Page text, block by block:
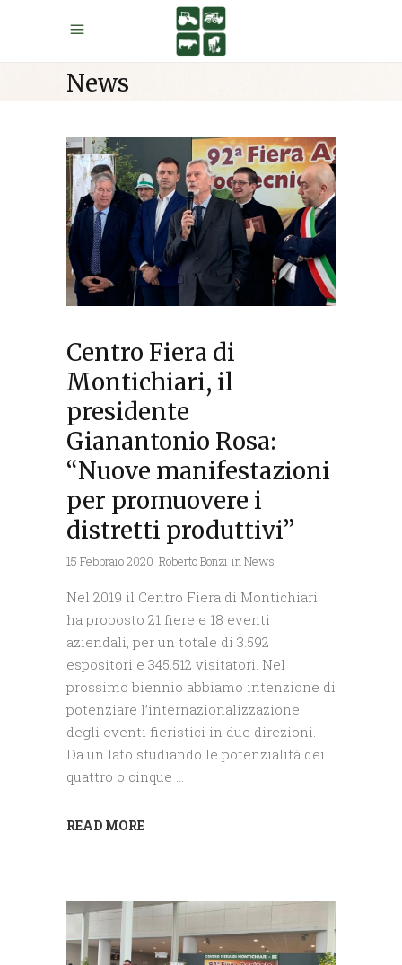
News
Centro Fiera di
Montichiari, il
presidente
Gianantonio Rosa:
“Nuove manifestazioni
per promuovere i
distretti produttivi”
15 Febbraio 2020 Roberto Bonzi inNews
Nel 2019 il Centro Fiera di Montichiari
ha proposto 21 fiere e 18 eventi
aziendali, per un totale di 3.592
espositori e 345.512 visitatori. Nel
prossimo biennio abbiamo intenzione di
potenziare l’internazionalizzazione
degli eventi fieristici in due direzioni.
Da un lato studiando le potenzialità dei
quattro o cinque
READ MORE